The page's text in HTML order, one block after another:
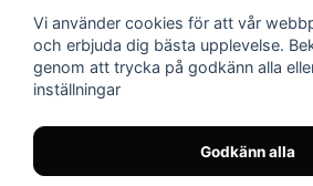
© Nilssons MC - Allt för dig
Instagram Facebook
Vi använder cookies för att vår
och erbjuda dig bästa upplevelse.
genom att trycka på godkänn alla
inställningar
Godkänn alla